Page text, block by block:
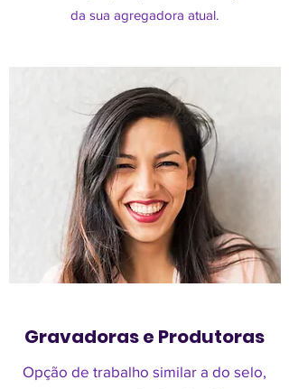
da sua agregadora atual.
Gravadoras e Produtoras
Opção de trabalho similar a do selo,